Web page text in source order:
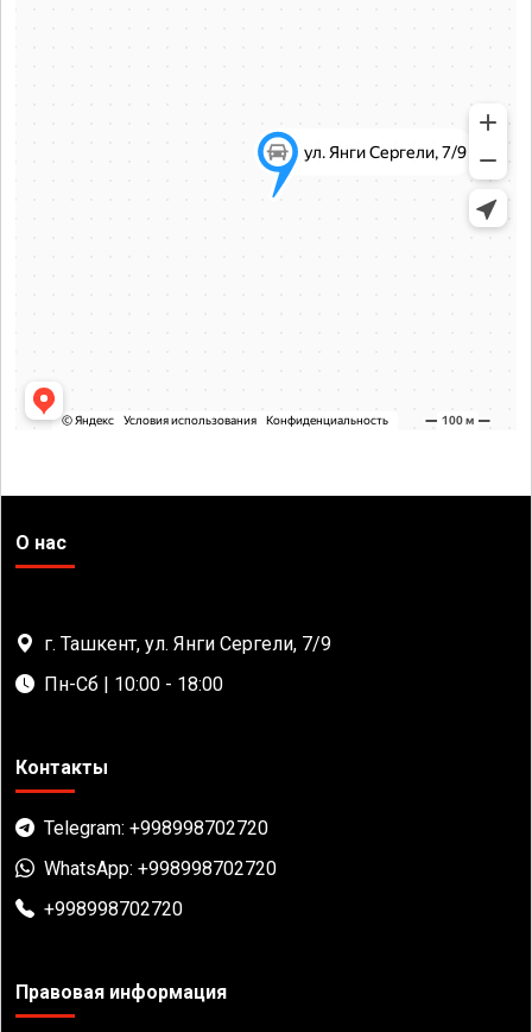
О нас
г. Ташкент, ул. Янги Сергели, 7/9
Пн-Сб | 10:00 - 18:00
Контакты
Telegram: +998998702720
WhatsApp: +998998702720
+998998702720
Правовая информация